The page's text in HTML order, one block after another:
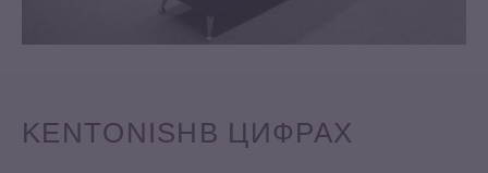
KENTONISH В ЦИФРАХ